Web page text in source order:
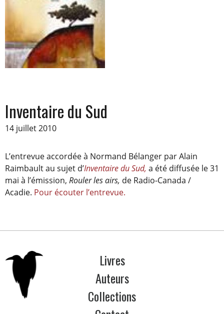
Inventaire du Sud
14 juillet 2010
L’entrevue accordée à Normand Bélanger par Alain
Raimbault au sujet d’Inventaire du Sud, a été diffusée le 31
mai à l’émission, Rouler les airs, de Radio-Canada /
Acadie. Pour écouter l’entrevue.
Livres
Auteurs
Collections